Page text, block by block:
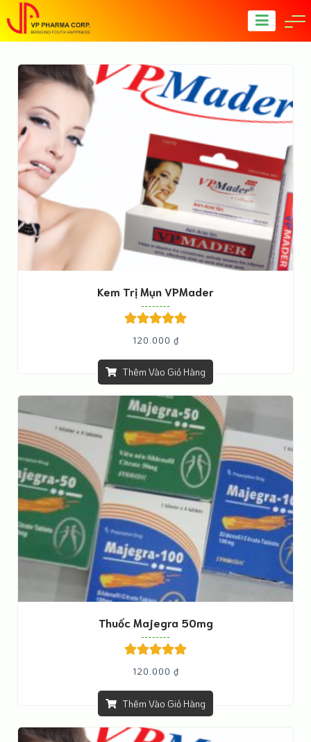
Công ty CP Dược Phẩm Vạn
Phước
Kem Trị Mụn VPMader
Được xếp
hạng 5.005
sao
120.000 ₫
Thêm Vào Giỏ Hàng
Thuốc Majegra 50mg
Được xếp
hạng 5.005
sao
120.000 ₫
Thêm Vào Giỏ Hàng